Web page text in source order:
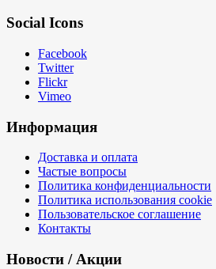
Social Icons
Facebook
Twitter
Flickr
Vimeo
Информация
Доставка и оплата
Частые вопросы
Политика конфиденциальности
Политика использования cookie
Пользовательское соглашение
Контакты
Новости / Акции